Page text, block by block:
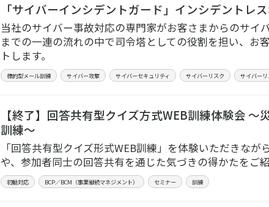
「サイバーインシデントガード」インシデントレ
当社のサイバー事故対応の専門家がお客さまからのサイ
までの一連の流れの中で司令塔としての役割を担い、お
トします。
標的型メール訓練 サイバー攻撃 サイバーセキュリティ サイバーリスク サイバー
【終了】回答共有型クイズ方式WEB訓練体験会
訓練～
「回答共有型クイズ形式WEB訓練」を体験いただきな
や、参加者同士の回答共有を通じた気づきの得かたをご紹
初動対応 BCP／BCM（事業継続マネジメント） セミナー 訓練